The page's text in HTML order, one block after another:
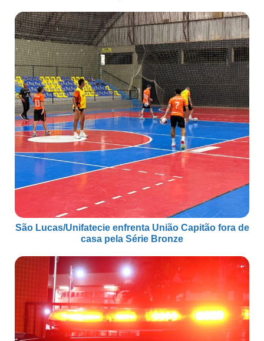
São Lucas/Unifatecie enfrenta União Capitão fora de
casa pela Série Bronze